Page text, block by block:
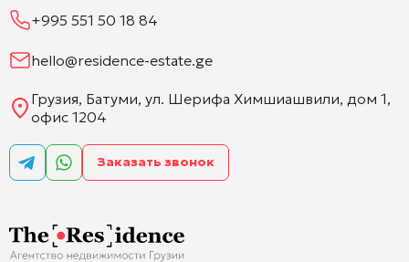
+995 551 50 18 84
hello@residence-estate.ge
Грузия, Батуми, ул. Шерифа Химшиашвили, дом 1,
офис 1204
Заказать звонок